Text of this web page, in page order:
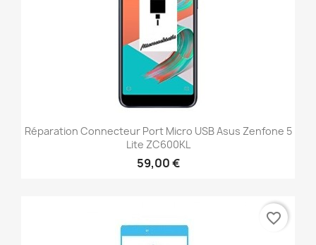
Réparation Connecteur Port Micro USB Asus Zenfone 5
Lite ZC600KL
59,00 €
favorite_border